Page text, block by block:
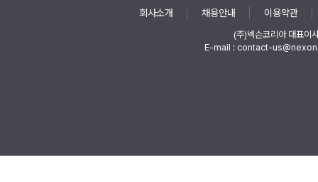
회사소개 채용안내 이용약관
(주)넥슨코리아 대표이
E-mail : contact-